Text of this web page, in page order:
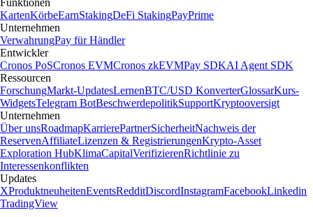
Funktionen
KartenKörbeEarnStakingDeFi StakingPayPrime
Unternehmen
VerwahrungPay für Händler
Entwickler
Cronos PoSCronos EVMCronos zkEVMPay SDKAI Agent SDK
Ressourcen
ForschungMarkt-UpdatesLernenBTC/USD KonverterGlossarKurs-
WidgetsTelegram BotBeschwerdepolitikSupportKryptooversigt
Unternehmen
Über unsRoadmapKarrierePartnerSicherheitNachweis der
ReservenAffiliateLizenzen & RegistrierungenKrypto-Asset
Exploration HubKlimaCapitalVerifizierenRichtlinie zu
Interessenkonflikten
Updates
XProduktneuheitenEventsRedditDiscordInstagramFacebookLinkedin
TradingView